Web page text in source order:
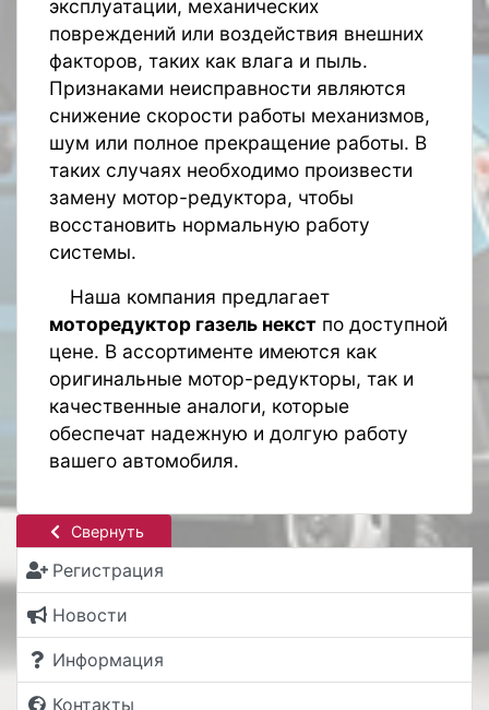
Свернуть
Регистрация
Новости
Информация
Контакты
эксплуатации, механических
повреждений или воздействия внешних
факторов, таких как влага и пыль.
Признаками неисправности являются
снижение скорости работы механизмов,
шум или полное прекращение работы. В
таких случаях необходимо произвести
замену мотор-редуктора, чтобы
восстановить нормальную работу
системы.
Наша компания предлагает
моторедуктор газель некст по доступной
цене. В ассортименте имеются как
оригинальные мотор-редукторы, так и
качественные аналоги, которые
обеспечат надежную и долгую работу
вашего автомобиля.